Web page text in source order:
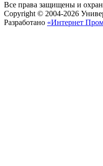
Все права защищены и
Copyright © 2004-2026
Разработано «Интернет